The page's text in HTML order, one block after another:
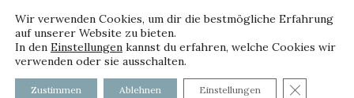
voller worte - mit und ohne
Wir verwenden Cookies, um dir die bestmögliche Erfahrung
auf unserer Website zu bieten.
In den Einstellungen kannst du erfahren, welche Cookies wir
verwenden oder sie ausschalten.
Zustimmen Ablehnen Einstellungen GDPR